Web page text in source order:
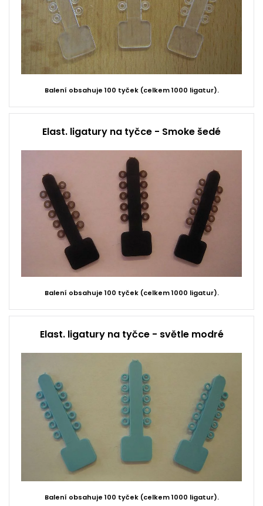
Balení obsahuje 100 tyček (celkem 1000 ligatur).
Elast. ligatury na tyčce - Smoke šedé
Balení obsahuje 100 tyček (celkem 1000 ligatur).
Elast. ligatury na tyčce - světle modré
Balení obsahuje 100 tyček (celkem 1000 ligatur).